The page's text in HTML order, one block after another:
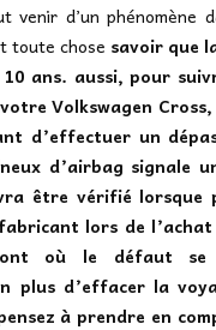
venir d’un phénomène
toute chose savoir que
ans. aussi, pour
Volkswagen
d’effectuer un
d’airbag signale
être vérifié lorsque
lors de
où le défaut
plus d’effacer la
à prendre en